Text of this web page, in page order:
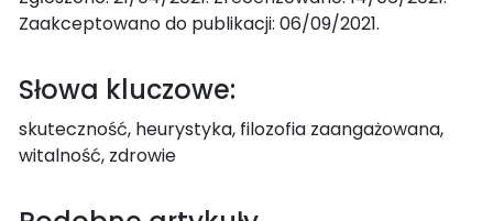
Zaakceptowano do publikacji: 06/09/2021.
Słowa kluczowe:
skuteczność, heurystyka, filozofia zaangażowana,
witalność, zdrowie